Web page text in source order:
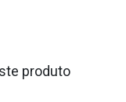
produto